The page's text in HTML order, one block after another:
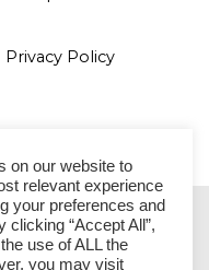
Privacy Policy
SÃO PAULO
on our website to
relevant experience
your preferences and
clicking “Accept All”,
use of ALL the
you may visit